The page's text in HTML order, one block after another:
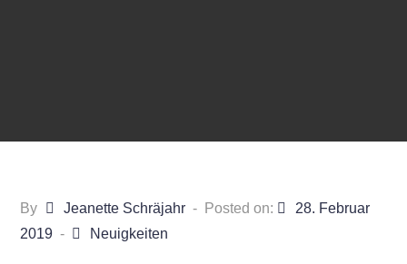
By Jeanette Schräjahr Posted on:
28. Februar
2019
Neuigkeiten